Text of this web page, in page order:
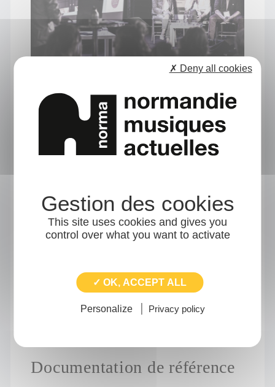
Ce guide a été conçu et diffusé grâce au
soutien privilégie de l'Etat - DRAC de
Normandie, de la Région Normandie et
avec le soutien financier de l'ADEME
Normandie.
festivals engagés, du cabinet Sociotopie, de
nos collègues du réseau R2D2 avec qui
nous avons porté Festivals en mouvement,
nos homologues des agences et réseaux.
Lanusse (Mobilités pragmatiques) pour son
soutien à l'endroit des festivals et sa pleine
publication.
Documentation de référence
This site uses cookies and gives you
control over what you want to activate
✓ OK, ACCEPT ALL
✗ Deny all cookies
Personalize Privacy policy